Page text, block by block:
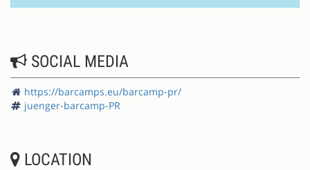
SOCIAL MEDIA
https://barcamps.eu/barcamp-pr/
juenger-barcamp-PR
LOCATION